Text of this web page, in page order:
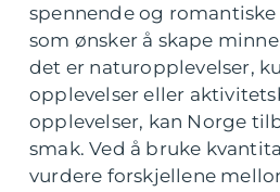
spennende og
som ønsker å skape
det er naturopplevelser,
opplevelser eller
opplevelser, kan Norge
smak. Ved å bruke
vurdere forskjellene